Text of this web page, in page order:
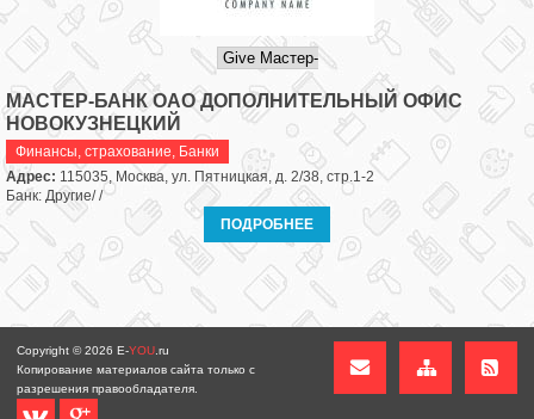
МАСТЕР-БАНК ОАО ДОПОЛНИТЕЛЬНЫЙ ОФИС
НОВОКУЗНЕЦКИЙ
Финансы, страхование, Банки
Адрес: 115035, Москва, ул. Пятницкая, д. 2/38, стр.1-2
Банк: Другие/ /
ПОДРОБНЕЕ
Copyright © 2026 E-YOU .ru
Копирование материалов сайта только с
разрешения правообладателя.